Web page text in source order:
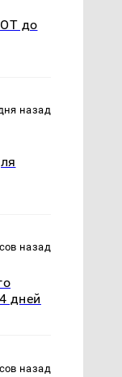
до
назад
назад
дней
назад